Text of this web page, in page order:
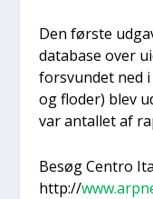
Den før­ste
data­ba­se over
for­s­vun­det ned
og flo­der) blev
var antal­let af
Besøg Cen­tro
http://